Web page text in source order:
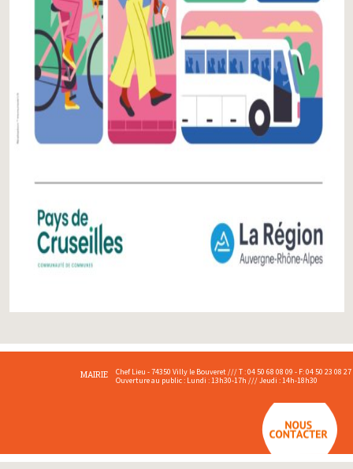
MAIRIE
Chef Lieu - 74350 Villy le Bouveret /// T : 04 50 68 08 09 - F: 04 50 23 08 27
Ouverture au public : Lundi : 13h30-17h /// Jeudi : 14h-18h30